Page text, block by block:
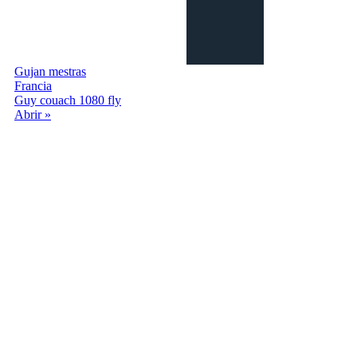
Gujan mestras
Francia
Guy couach 1080 fly
Abrir »